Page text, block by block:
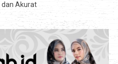
Akurat